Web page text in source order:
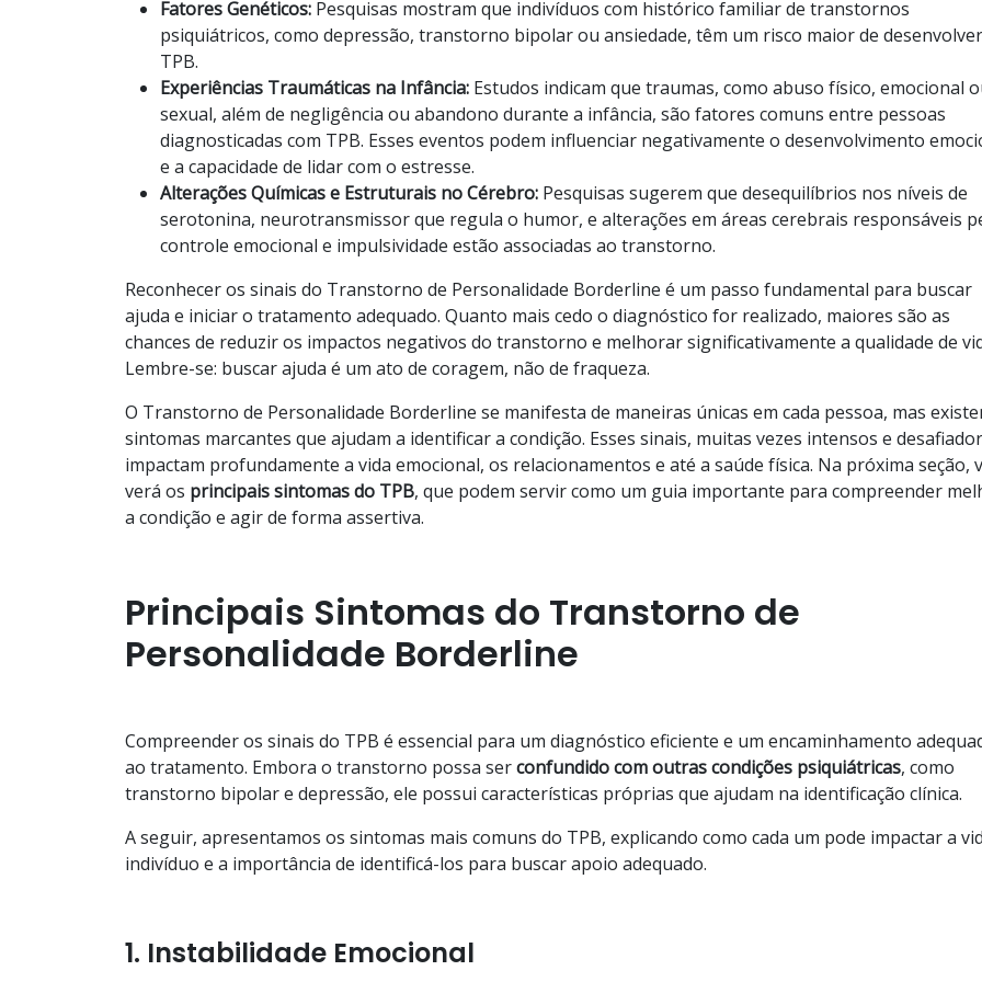
Fatores Genéticos: Pesquisas mostram que indivíduos com histórico familiar de transtornos
psiquiátricos, como depressão, transtorno bipolar ou ansiedade, têm um risco maior de
TPB.
Experiências Traumáticas na Infância: Estudos indicam que traumas, como abuso físico, emocional
sexual, além de negligência ou abandono durante a infância, são fatores comuns entre pessoas
diagnosticadas com TPB. Esses eventos podem influenciar negativamente o desenvolvimento
e a capacidade de lidar com o estresse.
Alterações Químicas e Estruturais no Cérebro: Pesquisas sugerem que desequilíbrios nos níveis de
serotonina, neurotransmissor que regula o humor, e alterações em áreas cerebrais responsáveis
controle emocional e impulsividade estão associadas ao transtorno.
Reconhecer os sinais do Transtorno de Personalidade Borderline é um passo fundamental para buscar
ajuda e iniciar o tratamento adequado. Quanto mais cedo o diagnóstico for realizado, maiores são as
chances de reduzir os impactos negativos do transtorno e melhorar significativamente a qualidade de
Lembre-se: buscar ajuda é um ato de coragem, não de fraqueza.
O Transtorno de Personalidade Borderline se manifesta de maneiras únicas em cada pessoa, mas
sintomas marcantes que ajudam a identificar a condição. Esses sinais, muitas vezes intensos e
impactam profundamente a vida emocional, os relacionamentos e até a saúde física. Na próxima seção,
verá os principais sintomas do TPB, que podem servir como um guia importante para compreender
a condição e agir de forma assertiva.
Principais Sintomas do Transtorno de
Personalidade Borderline
Compreender os sinais do TPB é essencial para um diagnóstico eficiente e um encaminhamento
ao tratamento. Embora o transtorno possa serconfundido com outras condições psiquiátricas, como
transtorno bipolar e depressão, ele possui características próprias que ajudam na identificação clínica.
A seguir, apresentamos os sintomas mais comuns do TPB, explicando como cada um pode impactar a
indivíduo e a importância de identificá-los para buscar apoio adequado.
1. Instabilidade Emocional